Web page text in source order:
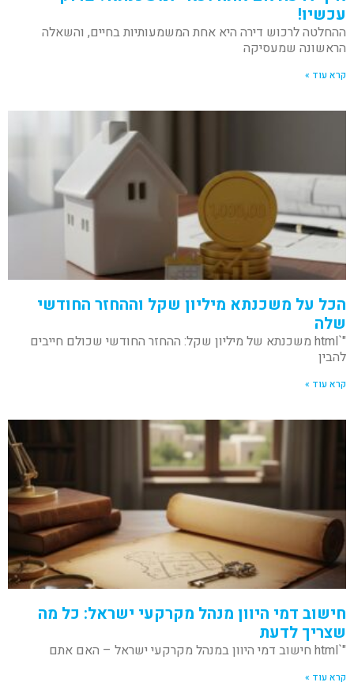
עכשיו!
ההחלטה לרכוש דירה היא אחת המשמעותיות בחיים, והשאלה
הראשונה שמעסיקה
קרא עוד »
הכל על משכנתא מיליון שקל וההחזר החודשי
שלה
"`html משכנתא של מיליון שקל: ההחזר החודשי שכולם חייבים
להבין
קרא עוד »
חישוב דמי היוון מנהל מקרקעי ישראל: כל מה
שצריך לדעת
"`html חישוב דמי היוון במנהל מקרקעי ישראל – האם אתם
קרא עוד »